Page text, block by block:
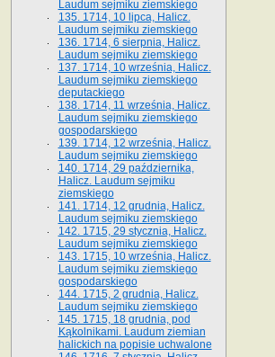
Laudum sejmiku ziemskiego
135. 1714, 10 lipca, Halicz.
Laudum sejmiku ziemskiego
136. 1714, 6 sierpnia, Halicz.
Laudum sejmiku ziemskiego
137. 1714, 10 września, Halicz.
Laudum sejmiku ziemskiego
deputackiego
138. 1714, 11 września, Halicz.
Laudum sejmiku ziemskiego
gospodarskiego
139. 1714, 12 września, Halicz.
Laudum sejmiku ziemskiego
140. 1714, 29 października,
Halicz. Laudum sejmiku
ziemskiego
141. 1714, 12 grudnia, Halicz.
Laudum sejmiku ziemskiego
142. 1715, 29 stycznia, Halicz.
Laudum sejmiku ziemskiego
143. 1715, 10 września, Halicz.
Laudum sejmiku ziemskiego
gospodarskiego
144. 1715, 2 grudnia, Halicz.
Laudum sejmiku ziemskiego
145. 1715, 18 grudnia, pod
Kąkolnikami. Laudum ziemian
halickich na popisie uchwalone